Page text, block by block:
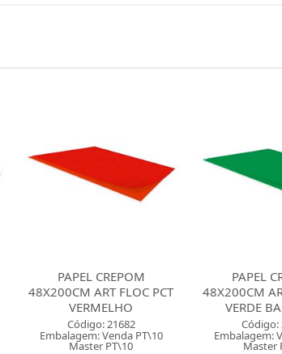
PAPEL CREPOM
48X200CM ART FLOC PCT
VERDE BANDEIRA
Código: 21679
Embalagem: Venda PT\10
Master PT\10
PAPEL
48X200CM
ROSA
Código:
Embalagem:
Master